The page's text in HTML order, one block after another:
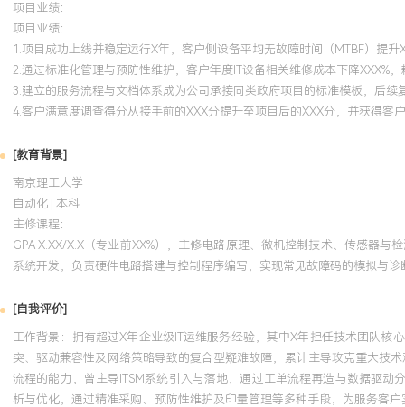
项目业绩：
项目业绩：
1.项目成功上线并稳定运行X年，客户侧设备平均无故障时间（MTBF）提
2.通过标准化管理与预防性维护，客户年度IT设备相关维修成本下降XXX%，
3.建立的服务流程与文档体系成为公司承接同类政府项目的标准模板，后续
4.客户满意度调查得分从接手前的XXX分提升至项目后的XXX分，并获得客
[教育背景]
南京理工大学
自动化 | 本科
主修课程：
GPA X.XX/X.X（专业前XX%），主修电路原理、微机控制技术、传感器
系统开发，负责硬件电路搭建与控制程序编写，实现常见故障码的模拟与诊
[自我评价]
工作背景：拥有超过X年企业级IT运维服务经验，其中X年担任技术团队
突、驱动兼容性及网络策略导致的复合型疑难故障，累计主导攻克重大技
流程的能力，曾主导ITSM系统引入与落地，通过工单流程再造与数据驱动
析与优化，通过精准采购、预防性维护及印量管理等多种手段，为服务客